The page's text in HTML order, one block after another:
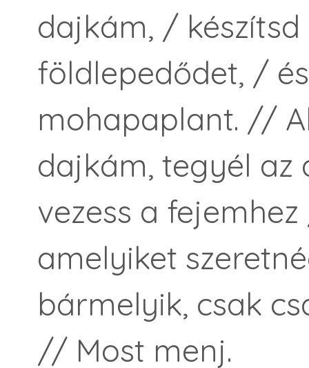
dajkám, /
földlepedődet, /
mohapaplant. //
dajkám, tegyél
vezess a
amelyiket
bármelyik, csak
// Most menj.